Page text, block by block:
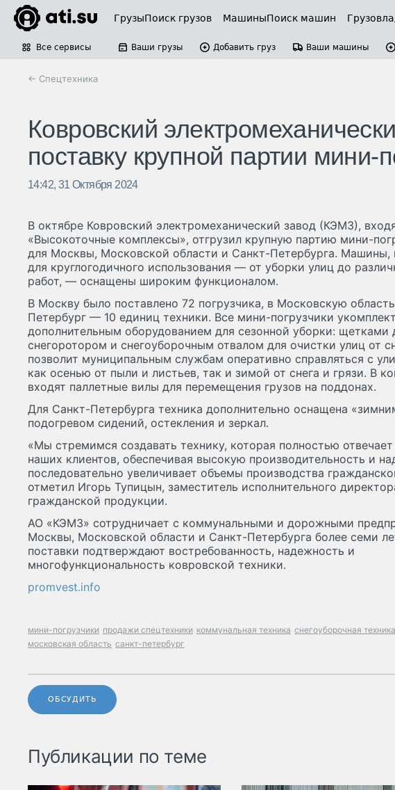
ГрузыПоиск грузов МашиныПоиск машин
Все сервисы Ваши грузы Добавить груз Ваши машины
← Спецтехника
Ковровский
поставку крупной партии мини-
14:42, 31 Октября 2024
В октябре Ковровский электромеханический завод (КЭМЗ),
«Высокоточные комплексы», отгрузил крупную партию мини-
для Москвы, Московской области и Санкт-Петербурга. Машины,
для круглогодичного использования — от уборки улиц до
работ, — оснащены широким функционалом.
В Москву было поставлено 72 погрузчика, в Московскую
Петербург — 10 единиц техники. Все мини-погрузчики
дополнительным оборудованием для сезонной уборки: щетками
снегоротором и снегоуборочным отвалом для очистки улиц от
позволит муниципальным службам оперативно справляться с
как осенью от пыли и листьев, так и зимой от снега и грязи. В
входят паллетные вилы для перемещения грузов на поддонах.
Для Санкт-Петербурга техника дополнительно оснащена
подогревом сидений, остекления и зеркал.
«Мы стремимся создавать технику, которая полностью
наших клиентов, обеспечивая высокую производительность и
последовательно увеличивает объемы производства
отметил Игорь Тупицын, заместитель исполнительного
гражданской продукции.
АО «КЭМЗ» сотрудничает с коммунальными и дорожными
Москвы, Московской области и Санкт-Петербурга более семи
поставки подтверждают востребованность, надежность и
многофункциональность ковровской техники.
promvest.info
мини-погрузчики продажи спецтехники коммунальная техника снегоуборочная техника
московская область санкт-петербург
ОБСУДИТЬ
Публикации по теме